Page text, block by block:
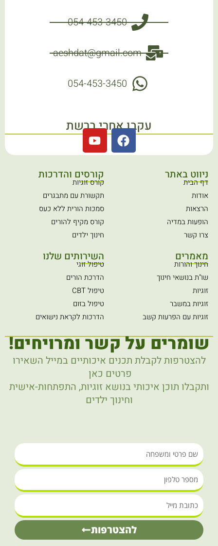
054-453-3450
aeshdat@gmail.com
054-453-3450
עקבו אחרי ברשת
F
a
c
Y
o
u
t
u
b
e
ניווט באתר
דף הבית
אודות
הרצאות
הופעות במדיה
צרו קשר
קורסים והדרכות
קורס זוגיות
תקשורת עם מתבגרים
סמכות הורית ללא כעס
קורס מקיף להורים
חינוך ילדים
מאמרים
חינוך והורות
שו"ת בנושאי חינוך
זוגיות
זוגיות במשבר
זוגיות עם הפרעות קשב
השירותים שלנו
טיפול זוגי
הדרכת הורים
טיפול CBT
טיפול בזום
הדרכות לקראת נישואים
שומרים על קשר ומרויחים!
להצטרפות לקבלת תכנים איכותיים במייל השאירו
פרטים כאן
ותקבלו תוכן איכותי בנושא זוגיות, התפתחות-אישית
וחינוך ילדים
שם
פרטי
ומשפחה
מספר
טלפון
כתובת
מייל
להצטרפות